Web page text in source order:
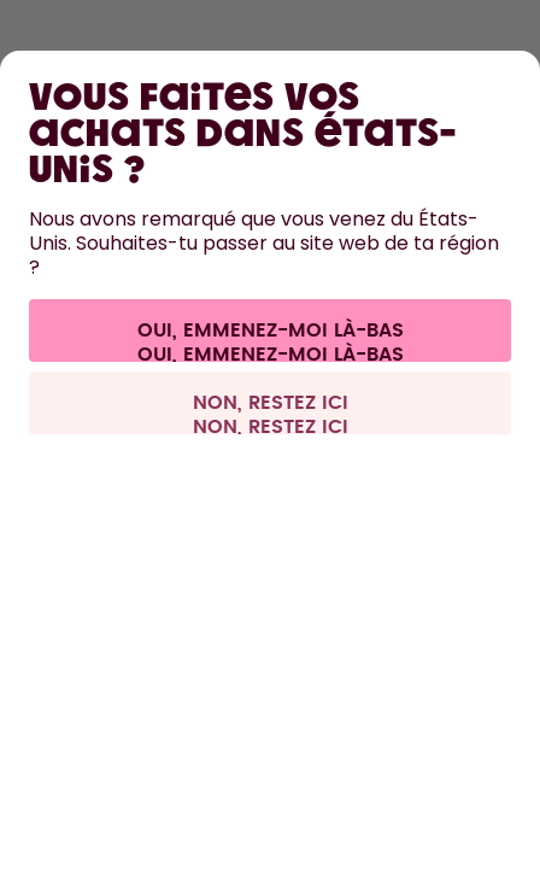
EN SAVOIR PLUS
AIDE
NOUS CONTACTER
Conditions générales de vente et informations aux clients
Politique de confidentialité Mentions légales
Se rétracter du contrat
Tous les prix sont TTC et hors frais de port.
Vous faites vos
achats dans États-
Unis ?
Nous avons remarqué que vous venez du États-
Unis. Souhaites-tu passer au site web de ta région
?
OUI, EMMENEZ-MOI LÀ-BAS
NON, RESTEZ ICI